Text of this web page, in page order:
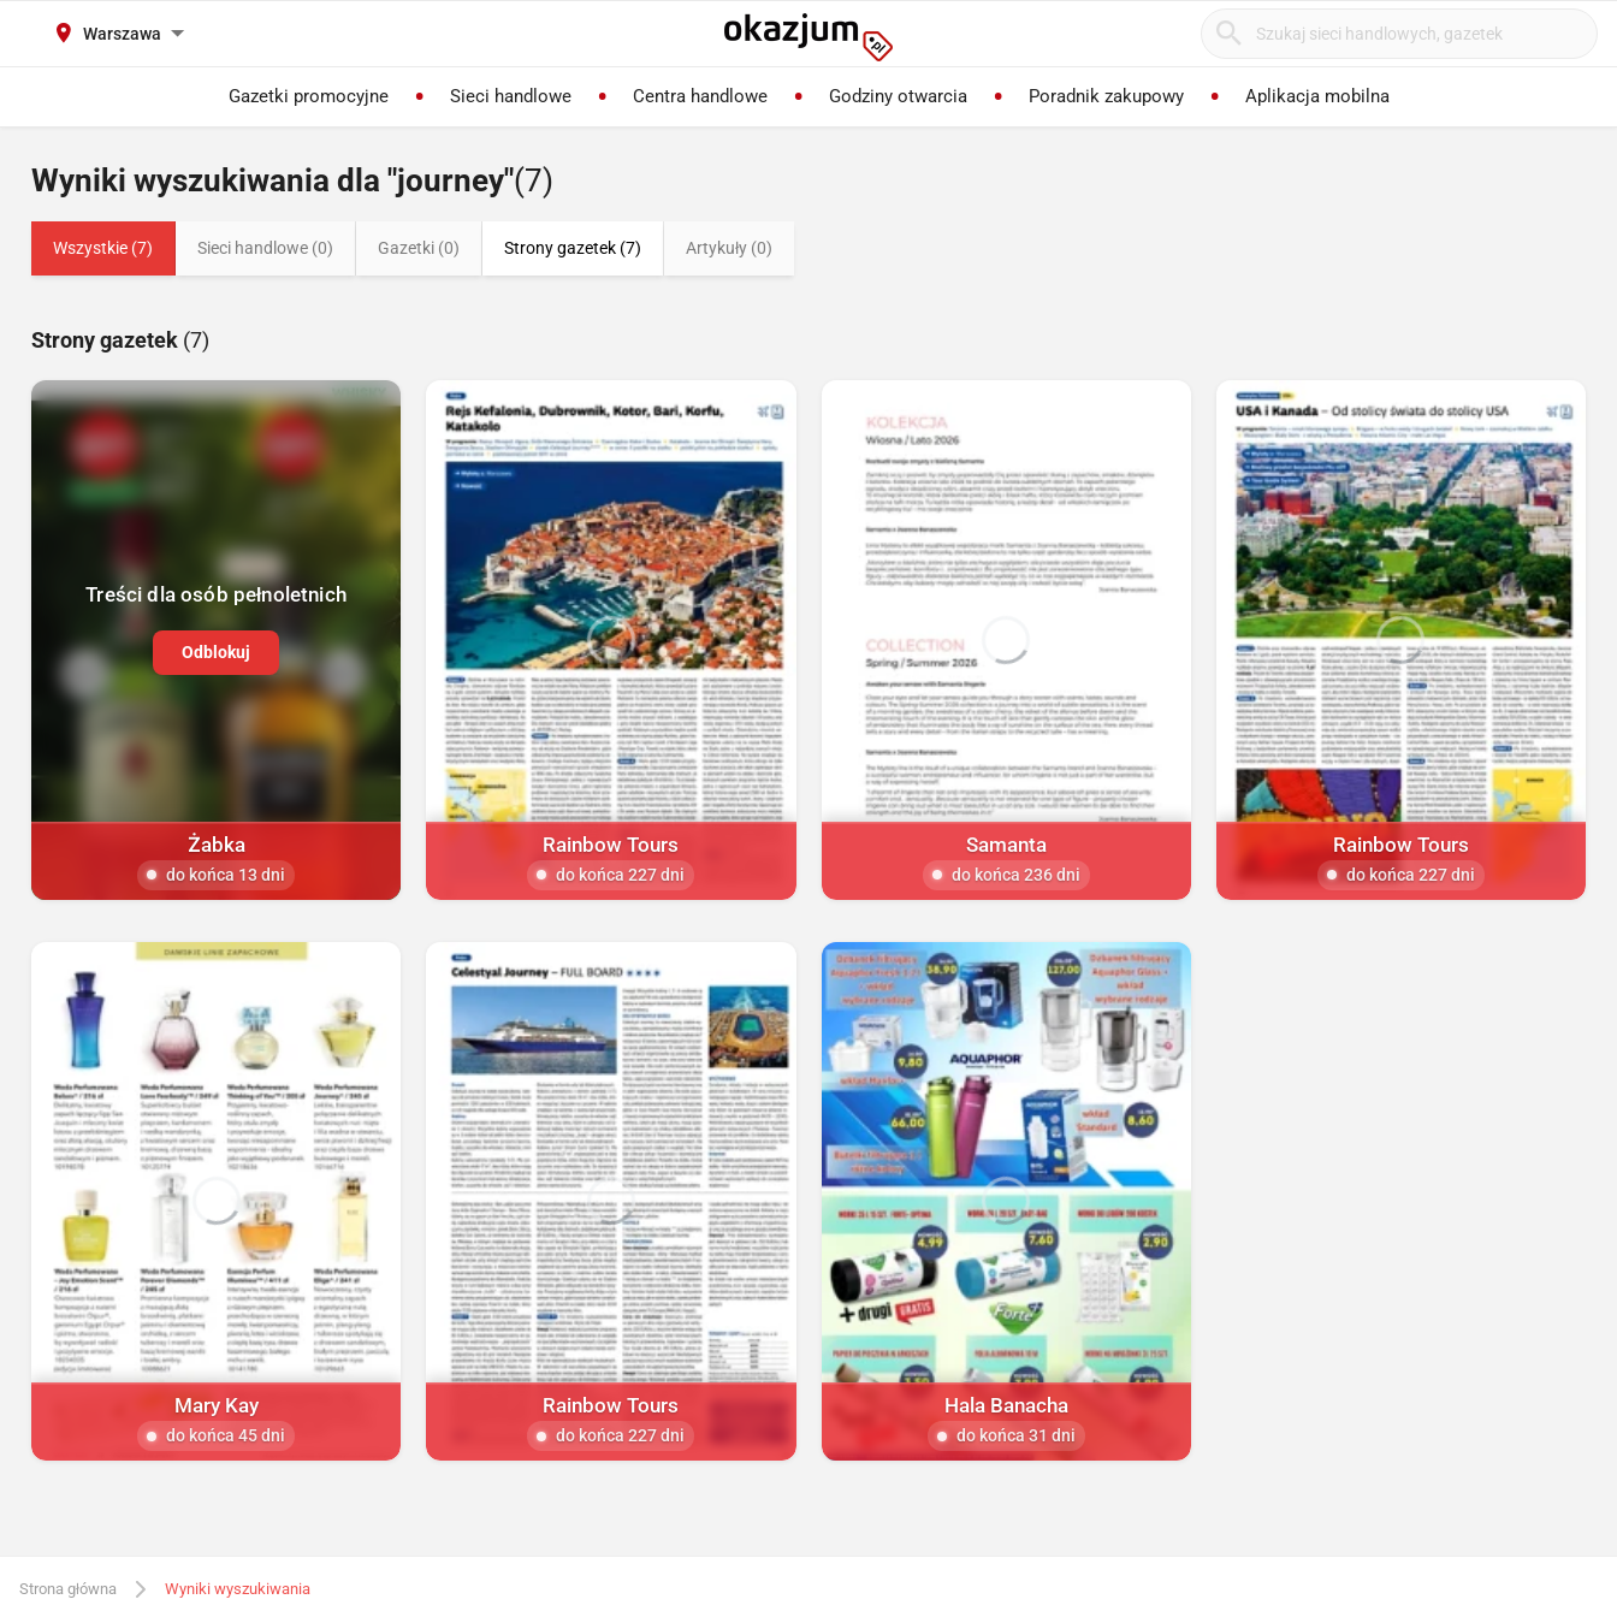
Warszawa
Gazetki promocyjne Sieci handlowe Centra handlowe Godziny otwarcia Poradnik zakupowy Aplikacja mobilna
Wyniki wyszukiwania dla "journey"(7)
Wszystkie (7) Sieci handlowe (0) Gazetki (0) Strony gazetek (7) Artykuły (0)
Strony gazetek (7)
Treści dla osób pełnoletnich
Odblokuj
Żabka
do końca 13 dni
Rainbow Tours
do końca 227 dni
Samanta
do końca 236 dni
Rainbow Tours
do końca 227 dni
Mary Kay
do końca 45 dni
Rainbow Tours
do końca 227 dni
Hala Banacha
do końca 31 dni
Strona główna Wyniki wyszukiwania